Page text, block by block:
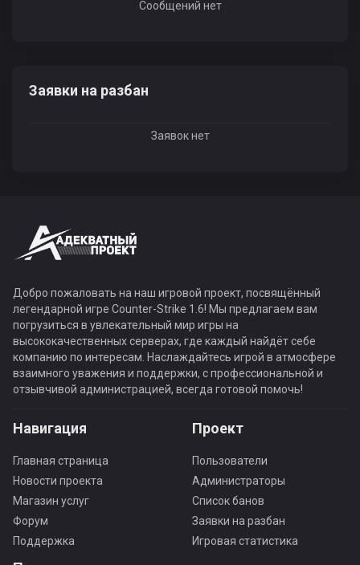
Сообщений нет
Заявки на разбан
Заявок нет
Добро пожаловать на наш игровой проект, посвящённый
легендарной игре Counter-Strike 1.6! Мы предлагаем вам
погрузиться в увлекательный мир игры на
высококачественных серверах, где каждый найдёт себе
компанию по интересам. Наслаждайтесь игрой в атмосфере
взаимного уважения и поддержки, с профессиональной и
отзывчивой администрацией, всегда готовой помочь!
Навигация
Главная страница
Новости проекта
Магазин услуг
Форум
Поддержка
Проект
Пользователи
Администраторы
Список банов
Заявки на разбан
Игровая статистика